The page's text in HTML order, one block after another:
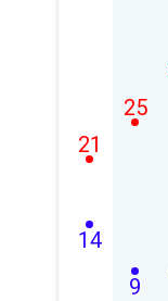
14
21
9
25